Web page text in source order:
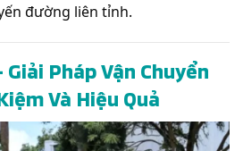
đường liên tỉnh.
Pháp Vận Chuyển
Và Hiệu Quả